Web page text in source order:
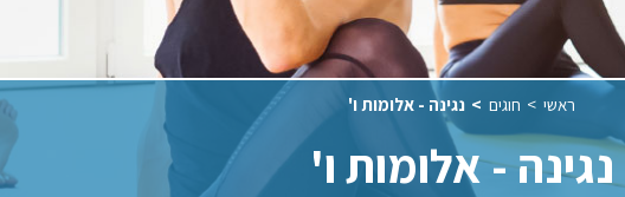
ראשי חוגים נגינה - אלומות ו'
נגינה - אלומות ו'